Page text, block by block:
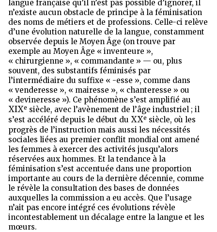
langue française qu’il n’est pas possible d’ignorer, il
n’existe aucun obstacle de principe à la féminisation
des noms de métiers et de professions. Celle-ci relève
d’une évolution naturelle de la langue, constamment
observée depuis le Moyen Âge (on trouve par
exemple au Moyen Âge « inventeure »,
« chirurgienne », « commandante » — ou, plus
souvent, des substantifs féminisés par
l’intermédiaire du suffixe « -esse », comme dans
« venderesse », « mairesse », « chanteresse » ou
« devineresse »). Ce phénomène s’est amplifié au
XIXe siècle, avec l’avènement de l’âge industriel ; il
s’est accéléré depuis le début du XXe siècle, où les
progrès de l’instruction mais aussi les nécessités
sociales liées au premier conflit mondial ont amené
les femmes à exercer des activités jusqu’alors
réservées aux hommes. Et la tendance à la
féminisation s’est accentuée dans une proportion
importante au cours de la dernière décennie, comme
le révèle la consultation des bases de données
auxquelles la commission a eu accès. Que l’usage
n’ait pas encore intégré ces évolutions révèle
incontestablement un décalage entre la langue et les
mœurs.